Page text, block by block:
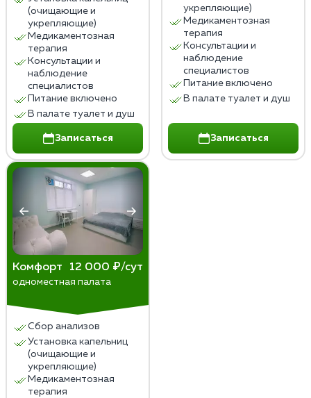
(очищающие и
укрепляющие)
Медикаментозная
терапия
Консультации и
наблюдение
специалистов
Питание включено
В палате туалет и душ
Записаться
укрепляющие)
Медикаментозная
терапия
Консультации и
наблюдение
специалистов
Питание включено
В палате туалет и душ
Записаться
Комфорт 12 000 ₽/сут
одноместная палата
Сбор анализов
Установка капельниц
(очищающие и
укрепляющие)
Медикаментозная
терапия